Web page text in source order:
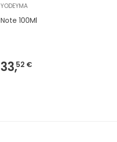
YODEYMA
Note 100Ml
33,52 €